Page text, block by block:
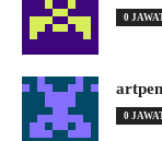
0
0